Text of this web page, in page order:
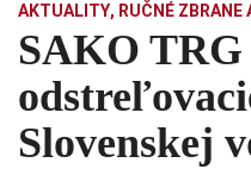
AKTUALITY, RUČNÉ ZBRANE
SAKO TRG
Slovenskej